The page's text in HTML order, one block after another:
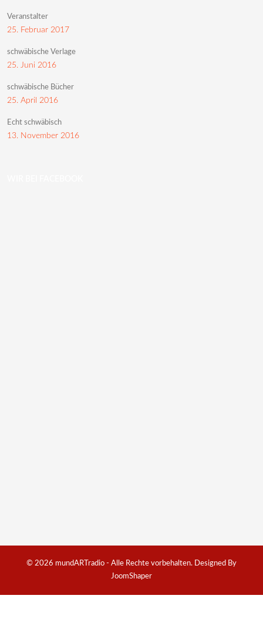
Veranstalter
25. Februar 2017
schwäbische Verlage
25. Juni 2016
schwäbische Bücher
25. April 2016
Echt schwäbisch
13. November 2016
© 2026 mundARTradio - Alle Rechte vorbehalten. Designed By
JoomShaper